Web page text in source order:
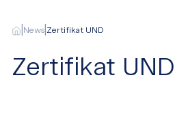
News Zertifikat UND
Zertifikat UND